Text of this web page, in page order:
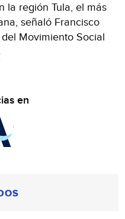
la región Tula, el más
señaló Francisco
Movimiento Social
en